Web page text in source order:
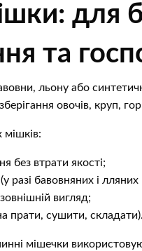
для
та
льону або
овочів, круп,
мішків:
без втрати якості;
разі бавовняних і лляних
вигляд;
прати, сушити, складати).
мішечки